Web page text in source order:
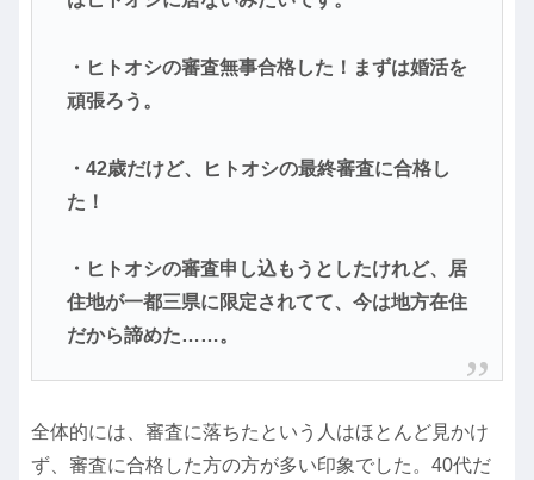
・ヒトオシの審査無事合格した！まずは婚活を
頑張ろう。
・42歳だけど、ヒトオシの最終審査に合格し
た！
・ヒトオシの審査申し込もうとしたけれど、居
住地が一都三県に限定されてて、今は地方在住
だから諦めた……。
全体的には、審査に落ちたという人はほとんど見かけ
ず、審査に合格した方の方が多い印象でした。40代だ